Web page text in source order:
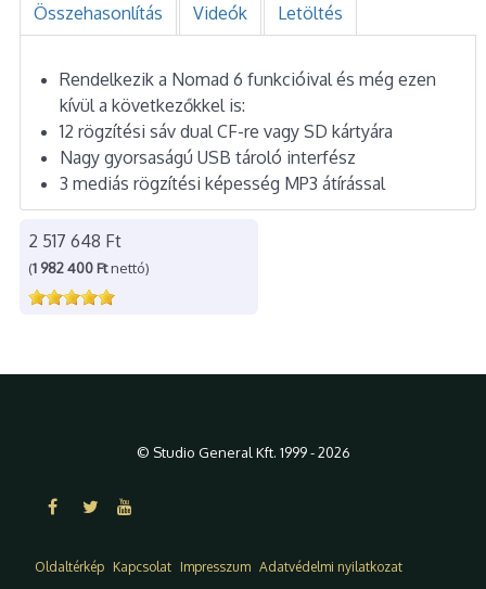
Összehasonlítás Videók Letöltés
Rendelkezik a Nomad 6 funkcióival és még ezen
kívül a következőkkel is:
12 rögzítési sáv dual CF-re vagy SD kártyára
Nagy gyorsaságú USB tároló interfész
3 mediás rögzítési képesség MP3 átírással
2 517 648 Ft
(1 982 400 Ftnettó)
© Studio General Kft. 1999 - 2026
Oldaltérkép Kapcsolat Impresszum Adatvédelmi nyilatkozat